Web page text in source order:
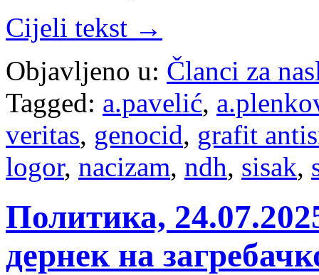
Cijeli tekst →
Objavljeno u: Članci za
Tagged: a.pavelić,
veritas, genocid, grafit
logor, nacizam, ndh, sisak,
Политика,
дернек на